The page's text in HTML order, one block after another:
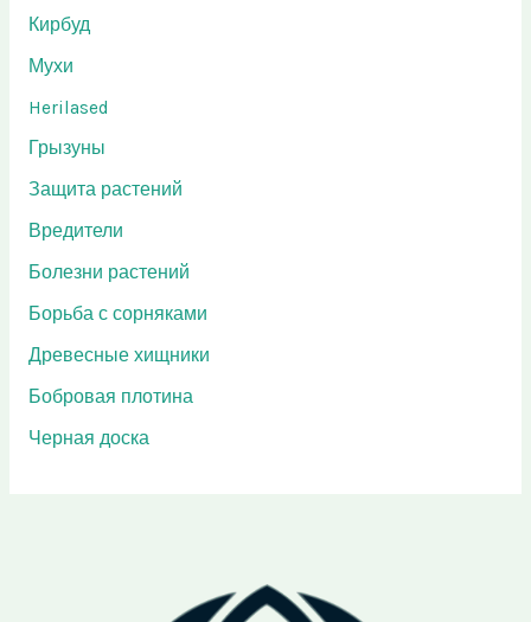
Кирбуд
Мухи
Herilased
Грызуны
Защита растений
Вредители
Болезни растений
Борьба с сорняками
Древесные хищники
Бобровая плотина
Черная доска